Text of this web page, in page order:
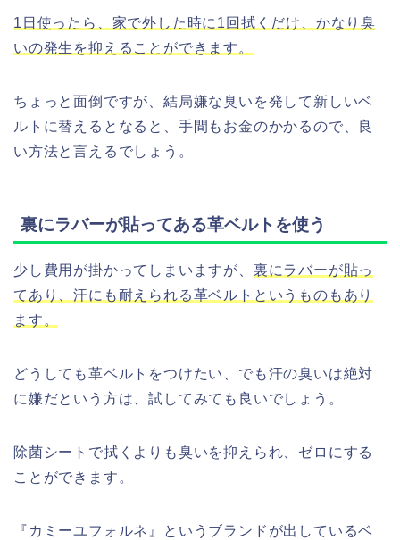
1日使ったら、家で外した時に1回拭くだけ、かなり臭
いの発生を抑えることができます。
ちょっと面倒ですが、結局嫌な臭いを発して新しいベ
ルトに替えるとなると、手間もお金のかかるので、良
い方法と言えるでしょう。
裏にラバーが貼ってある革ベルトを使う
少し費用が掛かってしまいますが、 裏にラバーが貼っ
てあり、汗にも耐えられる革ベルトというものもあり
ます。
どうしても革ベルトをつけたい、でも汗の臭いは絶対
に嫌だという方は、試してみても良いでしょう。
除菌シートで拭くよりも臭いを抑えられ、ゼロにする
ことができます。
『カミーユフォルネ』というブランドが出しているベ